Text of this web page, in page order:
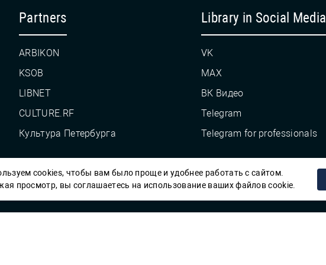
Partners
ARBIKON
KSOB
LIBNET
CULTURE.RF
Культура Петербурга
Library in Social Media
VK
MAX
ВК Видео
Telegram
Telegram for professionals
© СПб ГБУК ГСЦБС, 2012-2026 гг.
cookies, чтобы вам было проще и удобнее работать с сайтом.
просмотр, вы соглашаетесь на использование ваших файлов cookie.